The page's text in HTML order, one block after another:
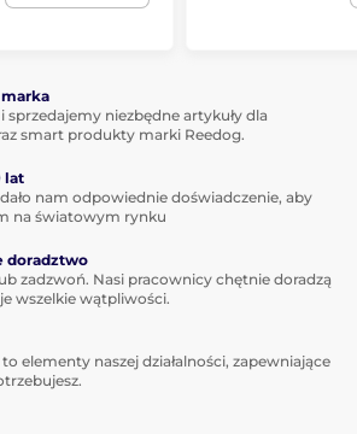
marka
sprzedajemy niezbędne artykuły dla
smart produkty marki Reedog.
lat
nam odpowiednie doświadczenie, aby
na światowym rynku
doradztwo
zadzwoń. Nasi pracownicy chętnie doradzą
wszelkie wątpliwości.
elementy naszej działalności, zapewniające